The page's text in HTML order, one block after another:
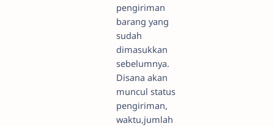
pengiriman
barang yang
sudah
dimasukkan
sebelumnya.
Disana akan
muncul status
pengiriman,
waktu,jumlah